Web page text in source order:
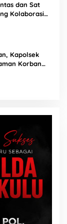
dan Sat
Kolaborasi
Kapolsek
Korban